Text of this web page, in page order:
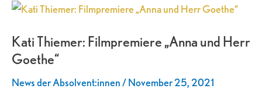
Kati Thiemer: Filmpremiere „Anna und Herr
Goethe“
News der Absolvent:innen/November 25, 2021
Kati
Filmpremiere
„Anna